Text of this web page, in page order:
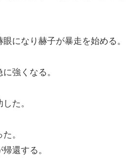
になり赫子が暴走を始める。
強くなる。
た。
。
還する。